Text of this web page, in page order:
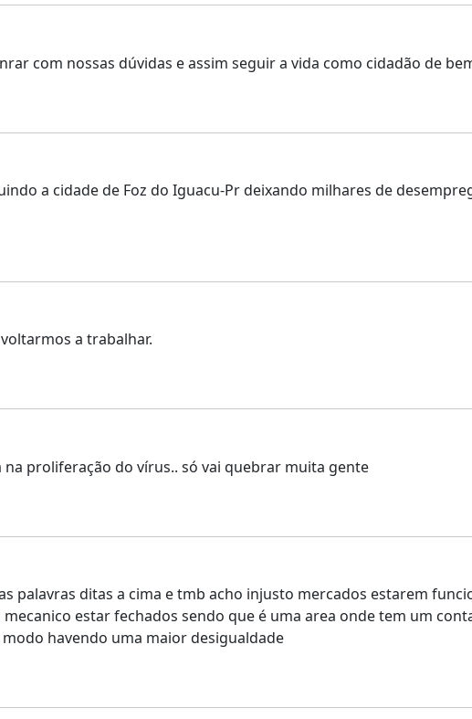
com nossas dúvidas e assim seguir a vida como cidadão de
a cidade de Foz do Iguacu-Pr deixando milhares de
a trabalhar.
proliferação do vírus.. só vai quebrar muita gente
palavras ditas a cima e tmb acho injusto mercados estarem
estar fechados sendo que é uma area onde tem um
havendo uma maior desigualdade